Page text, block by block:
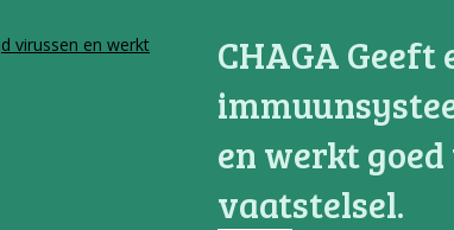
CHAGA Geeft
en werkt
vaatstelsel.